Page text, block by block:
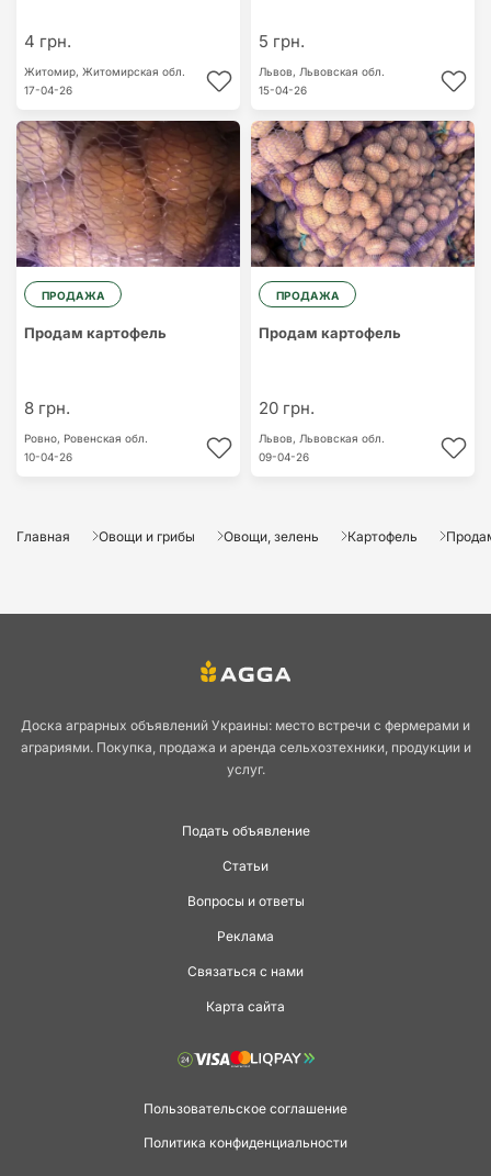
4 грн.
Житомир, Житомирская обл.
17-04-26
5 грн.
Львов, Львовская обл.
15-04-26
ПРОДАЖА
Продам картофель
8 грн.
Ровно, Ровенская обл.
10-04-26
ПРОДАЖА
Продам картофель
20 грн.
Львов, Львовская обл.
09-04-26
Главная Овощи и грибы Овощи, зелень Картофель
Доска аграрных объявлений Украины: место встречи с фермерами и
аграриями. Покупка, продажа и аренда сельхозтехники, продукции и
услуг.
Подать объявление
Статьи
Вопросы и ответы
Реклама
Связаться с нами
Карта сайта
Пользовательское соглашение
Политика конфиденциальности